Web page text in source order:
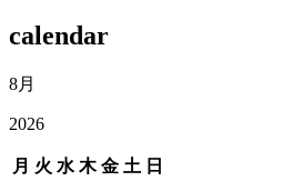
calendar
8月
2026
月 火 水 木 金 土 日